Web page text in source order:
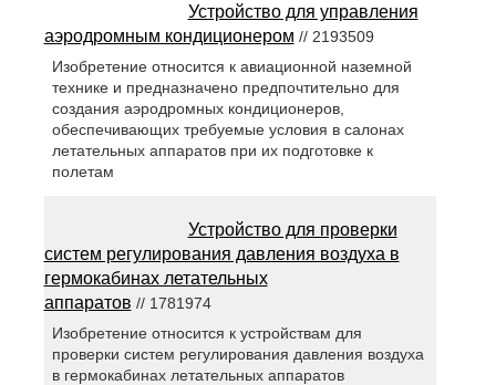
Устройство для управления
аэродромным кондиционером // 2193509
Изобретение относится к авиационной наземной
технике и предназначено предпочтительно для
создания аэродромных кондиционеров,
обеспечивающих требуемые условия в салонах
летательных аппаратов при их подготовке к
полетам
Устройство для проверки
систем регулирования давления воздуха в
гермокабинах летательных
аппаратов // 1781974
Изобретение относится к устройствам для
проверки систем регулирования давления воздуха
в гермокабинах летательных аппаратов